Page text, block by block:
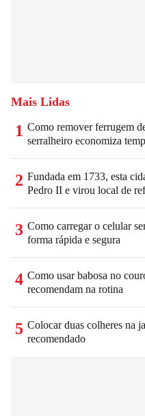
Mais Lidas
1 Como remover ferrugem
serralheiro economiza
2 Fundada em 1733, esta
Pedro II e virou local de
3 Como carregar o celular
forma rápida e segura
4 Como usar babosa no
recomendam na rotina
5 Colocar duas colheres na
recomendado